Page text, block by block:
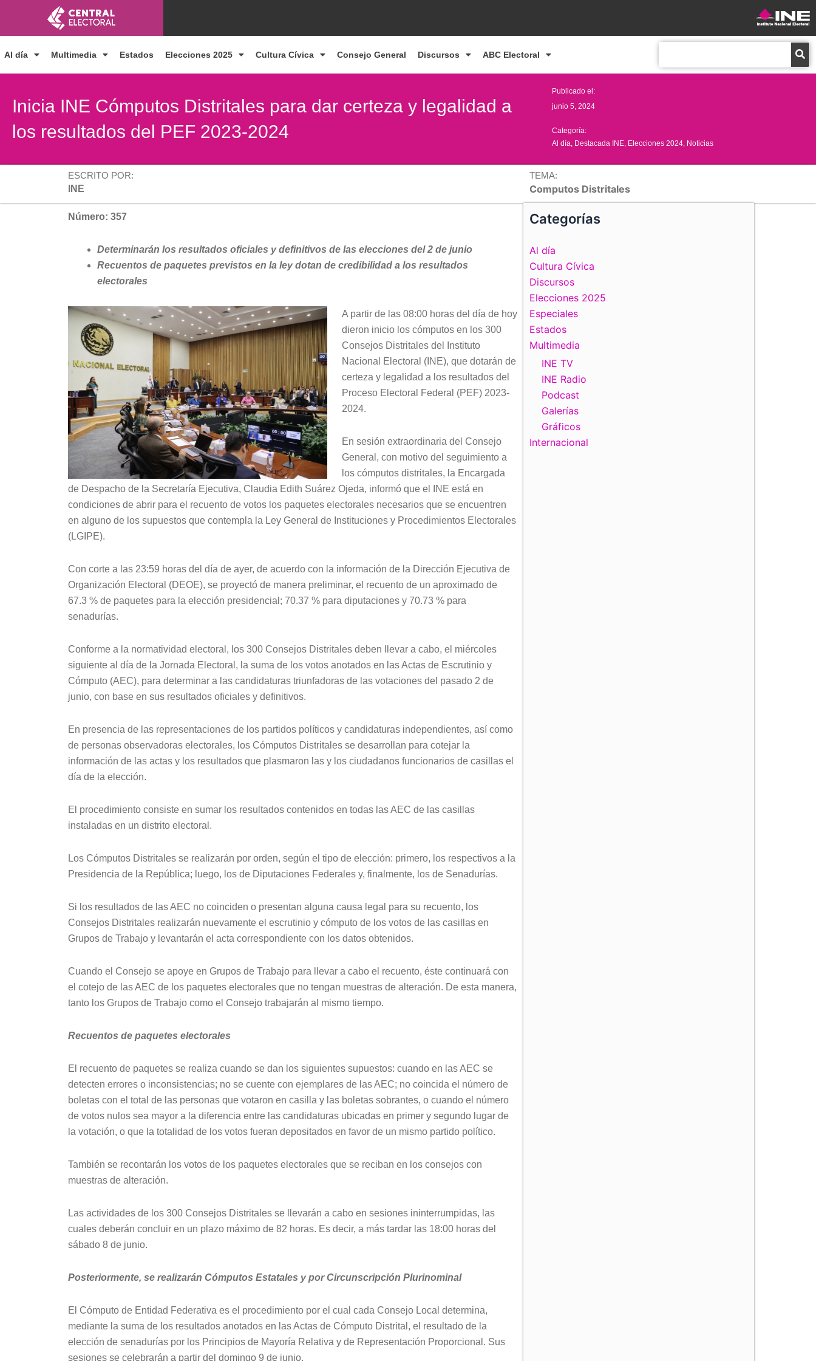
contenido
Al día Multimedia Estados Elecciones 2025 Cultura Cívica Consejo General Discursos ABC Electoral
Inicia INE Cómputos Distritales para dar certeza y legalidad a
los resultados del PEF 2023-2024
Publicado el:
junio 5, 2024
Categoría:
Al día Destacada INE Elecciones 2024 Noticias
ESCRITO POR:
INE
TEMA:
Computos Distritales
Número: 357
Determinarán los resultados oficiales y definitivos de las elecciones del 2 de junio
Recuentos de paquetes previstos en la ley dotan de credibilidad a los resultados
electorales
A partir de las 08:00 horas del día de hoy
dieron inicio los cómputos en los 300
Consejos Distritales del Instituto
Nacional Electoral (INE), que dotarán de
certeza y legalidad a los resultados del
Proceso Electoral Federal (PEF) 2023-
2024.
En sesión extraordinaria del Consejo
General, con motivo del seguimiento a
los cómputos distritales, la Encargada
de Despacho de la Secretaría Ejecutiva, Claudia Edith Suárez Ojeda, informó que el INE está en
condiciones de abrir para el recuento de votos los paquetes electorales necesarios que se encuentren
en alguno de los supuestos que contempla la Ley General de Instituciones y Procedimientos Electorales
(LGIPE).
Con corte a las 23:59 horas del día de ayer, de acuerdo con la información de la Dirección Ejecutiva de
Organización Electoral (DEOE), se proyectó de manera preliminar, el recuento de un aproximado de
67.3 % de paquetes para la elección presidencial; 70.37 % para diputaciones y 70.73 % para
senadurías.
Conforme a la normatividad electoral, los 300 Consejos Distritales deben llevar a cabo, el miércoles
siguiente al día de la Jornada Electoral, la suma de los votos anotados en las Actas de Escrutinio y
Cómputo (AEC), para determinar a las candidaturas triunfadoras de las votaciones del pasado 2 de
junio, con base en sus resultados oficiales y definitivos.
En presencia de las representaciones de los partidos políticos y candidaturas independientes, así como
de personas observadoras electorales, los Cómputos Distritales se desarrollan para cotejar la
información de las actas y los resultados que plasmaron las y los ciudadanos funcionarios de casillas el
día de la elección.
El procedimiento consiste en sumar los resultados contenidos en todas las AEC de las casillas
instaladas en un distrito electoral.
Los Cómputos Distritales se realizarán por orden, según el tipo de elección: primero, los respectivos a la
Presidencia de la República; luego, los de Diputaciones Federales y, finalmente, los de Senadurías.
Si los resultados de las AEC no coinciden o presentan alguna causa legal para su recuento, los
Consejos Distritales realizarán nuevamente el escrutinio y cómputo de los votos de las casillas en
Grupos de Trabajo y levantarán el acta correspondiente con los datos obtenidos.
Cuando el Consejo se apoye en Grupos de Trabajo para llevar a cabo el recuento, éste continuará con
el cotejo de las AEC de los paquetes electorales que no tengan muestras de alteración. De esta manera,
tanto los Grupos de Trabajo como el Consejo trabajarán al mismo tiempo.
Recuentos de paquetes electorales
El recuento de paquetes se realiza cuando se dan los siguientes supuestos: cuando en las AEC se
detecten errores o inconsistencias; no se cuente con ejemplares de las AEC; no coincida el número de
boletas con el total de las personas que votaron en casilla y las boletas sobrantes, o cuando el número
de votos nulos sea mayor a la diferencia entre las candidaturas ubicadas en primer y segundo lugar de
la votación, o que la totalidad de los votos fueran depositados en favor de un mismo partido político.
También se recontarán los votos de los paquetes electorales que se reciban en los consejos con
muestras de alteración.
Las actividades de los 300 Consejos Distritales se llevarán a cabo en sesiones ininterrumpidas, las
cuales deberán concluir en un plazo máximo de 82 horas. Es decir, a más tardar las 18:00 horas del
sábado 8 de junio.
Posteriormente, se realizarán Cómputos Estatales y por Circunscripción Plurinominal
El Cómputo de Entidad Federativa es el procedimiento por el cual cada Consejo Local determina,
mediante la suma de los resultados anotados en las Actas de Cómputo Distrital, el resultado de la
elección de senadurías por los Principios de Mayoría Relativa y de Representación Proporcional. Sus
sesiones se celebrarán a partir del domingo 9 de junio.
Categorías
Al día
Cultura Cívica
Discursos
Elecciones 2025
Especiales
Estados
Multimedia
INE TV
INE Radio
Podcast
Galerías
Gráficos
Internacional